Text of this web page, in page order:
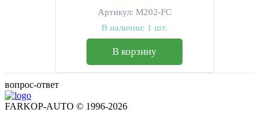
Артикул: M202-FC
В наличии: 1 шт.
В корзину
вопрос-ответ
FARKOP-AUTO © 1996-2026